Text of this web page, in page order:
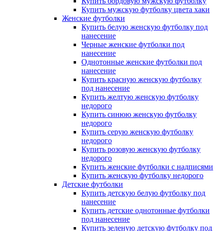
Купить мужскую футболку цвета хаки
Женские футболки
Купить белую женскую футболку под
нанесение
Черные женские футболки под
нанесение
Однотонные женские футболки под
нанесение
Купить красную женскую футболку
под нанесение
Купить желтую женскую футболку
недорого
Купить синюю женскую футболку
недорого
Купить серую женскую футболку
недорого
Купить розовую женскую футболку
недорого
Купить женские футболки с надписями
Купить женскую футболку недорого
Детские футболки
Купить детскую белую футболку под
нанесение
Купить детские однотонные футболки
под нанесение
Купить зеленую детскую футболку под